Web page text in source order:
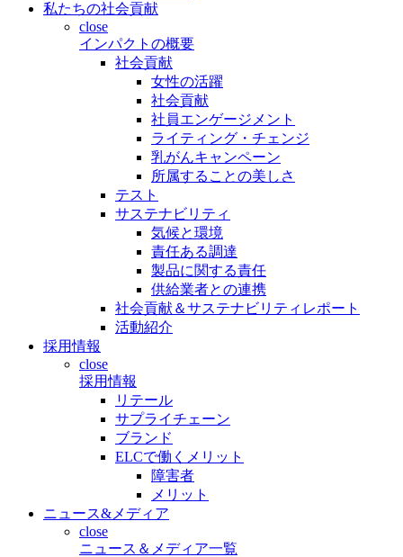
私たちの社会貢献
close
インパクトの概要
社会貢献
女性の活躍
社会貢献
社員エンゲージメント
ライティング・チェンジ
乳がんキャンペーン
所属することの美しさ
テスト
サステナビリティ
気候と環境
責任ある調達
製品に関する責任
供給業者との連携
社会貢献＆サステナビリティレポート
活動紹介
採用情報
close
採用情報
リテール
サプライチェーン
ブランド
ELCで働くメリット
障害者
メリット
ニュース&メディア
close
ニュース＆メディア一覧